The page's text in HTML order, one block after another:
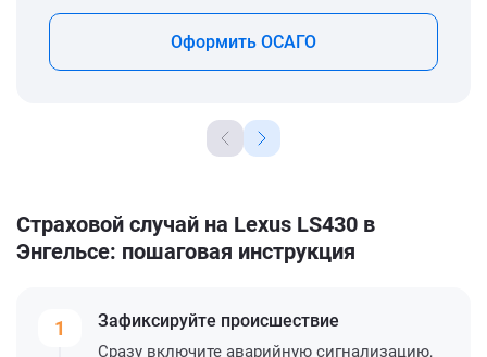
Оформить ОСАГО
Страховой случай на Lexus LS430 в
Энгельсе: пошаговая инструкция
1 Зафиксируйте происшествие
Сразу включите аварийную сигнализацию,